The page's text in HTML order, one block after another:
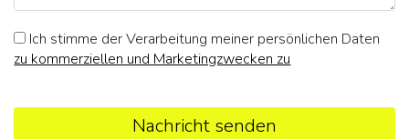
Ich stimme der Verarbeitung meiner persönlichen Daten
zu kommerziellen und Marketingzwecken zu
Nachricht senden